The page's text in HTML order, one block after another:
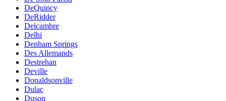
DeQuincy
DeRidder
Delcambre
Delhi
Denham Springs
Des Allemands
Destrehan
Deville
Donaldsonville
Dulac
Duson